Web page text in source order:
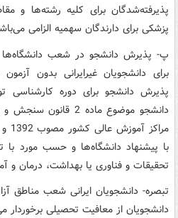
پذیرفته‌شدگان برای کلیه رشته‌ها و
پزشکی برای دارندگان سهمیه الزامی
پ- پذیرش دانشجو در شعب دانشگاه‌ها
برای دانشجویان غیرایرانی بدون
پذیرش دانشجو برای دوره
دانشجو موضوع ماده 2
با پیشنهاد دانشگاه‌ها و حسب مورد با
تحقیقات و فناوری یا بهداشت، درمان
تبصره- دانشجویان ایرانی شعب مناطق
دانشجویان از معافیت تحصیلی برخوردار